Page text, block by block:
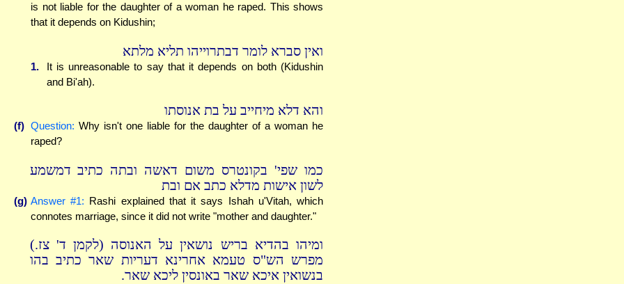
is not liable for the daughter of a woman he raped. This shows
that it depends on Kidushin;
ואין סברא לומר דבתרוייהו תליא מלתא
1.
It is unreasonable to say that it depends on both (Kidushin
and Bi'ah).
והא דלא מיחייב על בת אנוסתו
(f) Question: Why isn't one liable for the daughter of a woman he
raped?
כמו שפי' בקונטרס משום דאשה ובתה כתיב דמשמע
לשון אישות מדלא כתב אם ובת
(g) Answer #1: Rashi explained that it says Ishah u'Vitah, which
connotes marriage, since it did not write "mother and daughter."
ומיהו בהדיא בריש נושאין על האנוסה (לקמן ד' צז.)
מפרש הש"ס טעמא אחרינא דעריות שאר כתיב בהו
בנשואין איכא שאר באונסין ליכא שאר.